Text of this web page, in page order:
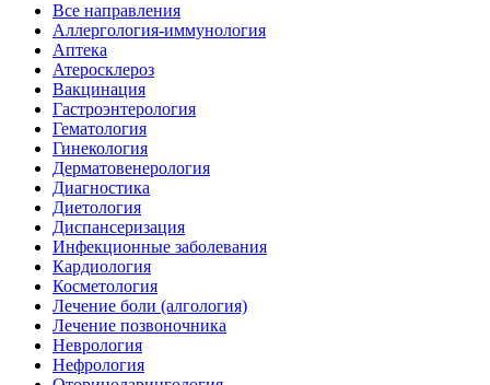
Все направления
Аллергология-иммунология
Аптека
Атеросклероз
Вакцинация
Гастроэнтерология
Гематология
Гинекология
Дерматовенерология
Диагностика
Диетология
Диспансеризация
Инфекционные заболевания
Кардиология
Косметология
Лечение боли (алгология)
Лечение позвоночника
Неврология
Нефрология